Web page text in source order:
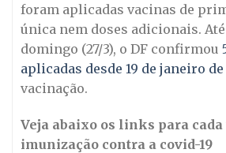
foram aplicadas vacinas de
única nem doses adicionais.
domingo (27/3), o DF confirmou
aplicadas desde 19 de janeiro de
vacinação.
Veja abaixo os links para cada
imunização contra a covid-19